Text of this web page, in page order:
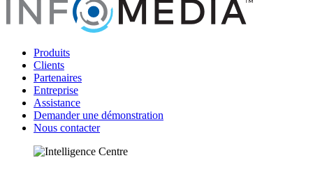
Produits
Clients
Partenaires
Entreprise
Assistance
Demander une démonstration
Nous contacter